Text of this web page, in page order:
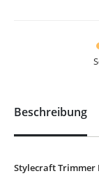
Beschreibung
Stylecraft Trimmer